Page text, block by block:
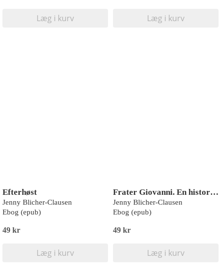
Læg i kurv Læg i kurv
Efterhøst
Jenny Blicher-Clausen
Ebog (epub)
49 kr
Læg i kurv
Frater Giovanni. En historie fra Fiesole
Jenny Blicher-Clausen
Ebog (epub)
49 kr
Læg i kurv